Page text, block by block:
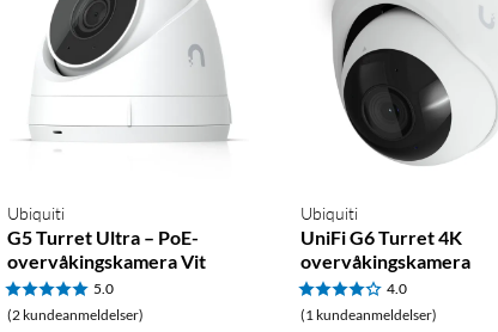
Ubiquiti
G5 Turret Ultra – PoE-
overvåkingskamera Vit
5.0
(2 kundeanmeldelser)
Ubiquiti
UniFi G6 Turret 4K
overvåkingskamera
4.0
(1 kundeanmeldelser)